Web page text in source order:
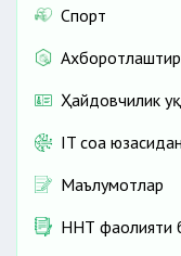
Спорт
Ҳайдовчилик
IT соҳа юзасидан
Маълумотлар
ННТ фаолияти